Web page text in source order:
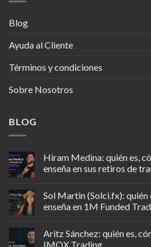
Blog
Ayuda al Cliente
Términos y condiciones
Sobre Nosotros
BLOG
Hiram Medina: quién es,
enseña en sus retiros de
Sol Martin (Solci.fx): quién
enseña en 1M Funded
Aritz Sánchez: quién es,
IMOX Trading